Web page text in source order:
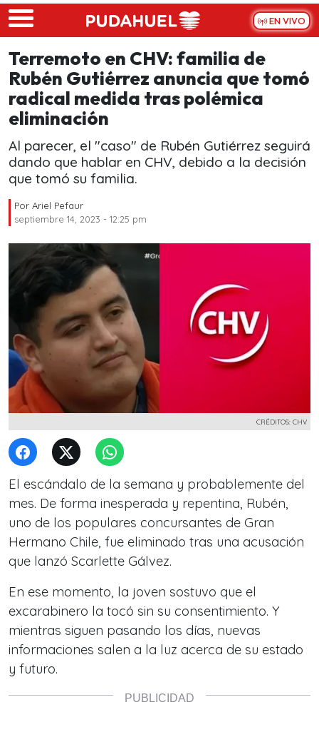
Skip to main content
EN VIVO
Terremoto en CHV: familia de
Rubén Gutiérrez anuncia que tomó
radical medida tras polémica
eliminación
Al parecer, el "caso" de Rubén Gutiérrez seguirá
dando que hablar en CHV, debido a la decisión
que tomó su familia.
Por Ariel Pefaur
septiembre 14, 2023 - 12:25 pm
CRÉDITOS: CHV
El escándalo de la semana y probablemente del
mes. De forma inesperada y repentina, Rubén,
uno de los populares concursantes de Gran
Hermano Chile, fue eliminado tras una acusación
que lanzó Scarlette Gálvez.
En ese momento, la joven sostuvo que el
excarabinero la tocó sin su consentimiento. Y
mientras siguen pasando los días, nuevas
informaciones salen a la luz acerca de su estado
y futuro.